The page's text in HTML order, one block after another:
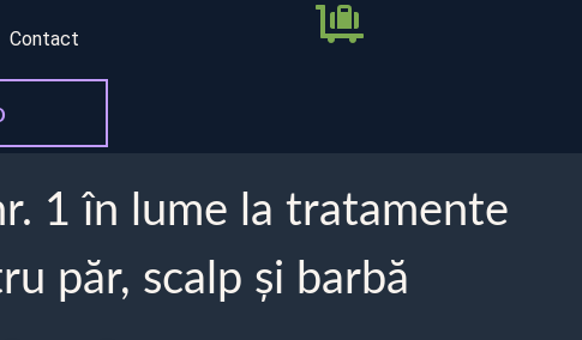
Contact
1 în lume la tratamente
păr, scalp și barbă